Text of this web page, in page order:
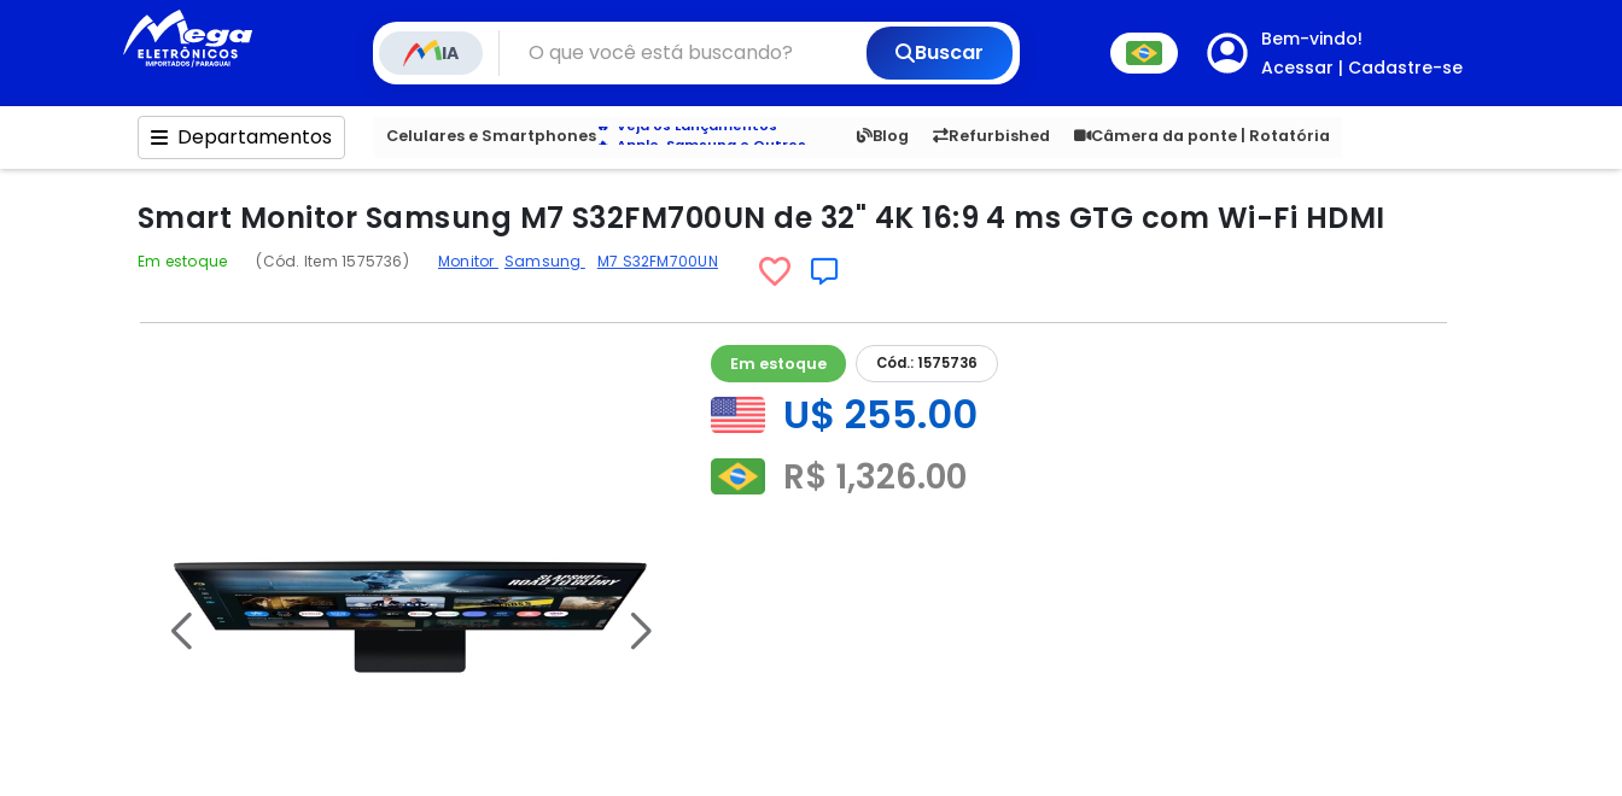
IA Buscar
Bem-vindo!
Acessar | Cadastre-se
Departamentos Celulares e Smartphones
Veja os Lançamentos
Distribuidores oficiais Xiaomi
Blog Refurbished Câmera da ponte | Rotatória
6,050 5.20 1,900 1.00
Smart Monitor Samsung M7 S32FM700UN de 32" 4K 16:9 4 ms GTG com Wi-Fi HDMI
Em estoque (Cód. Item 1575736) Monitor Samsung M7 S32FM700UN
Em estoque Cód.: 1575736
U$ 255.00
R$ 1,326.00